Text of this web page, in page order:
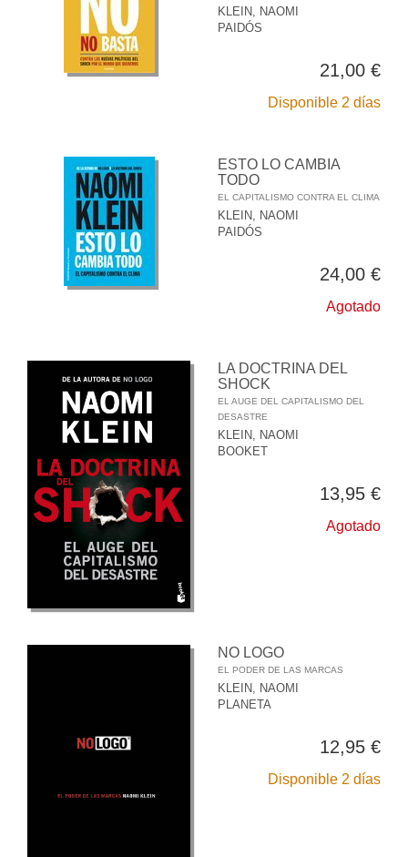
KLEIN, NAOMI
PAIDÓS
21,00 €
Disponible 2 días
ESTO LO CAMBIA
TODO
EL CAPITALISMO CONTRA EL CLIMA
KLEIN, NAOMI
PAIDÓS
24,00 €
Agotado
LA DOCTRINA DEL
SHOCK
EL AUGE DEL CAPITALISMO DEL
DESASTRE
KLEIN, NAOMI
BOOKET
13,95 €
Agotado
NO LOGO
EL PODER DE LAS MARCAS
KLEIN, NAOMI
PLANETA
12,95 €
Disponible 2 días